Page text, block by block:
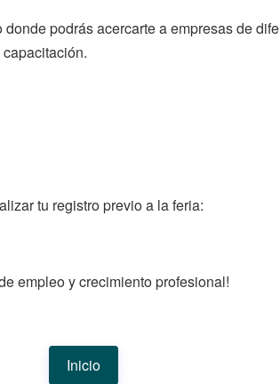
podrás acercarte a empresas de
tu registro previo a la feria:
empleo y crecimiento profesional!
Inicio